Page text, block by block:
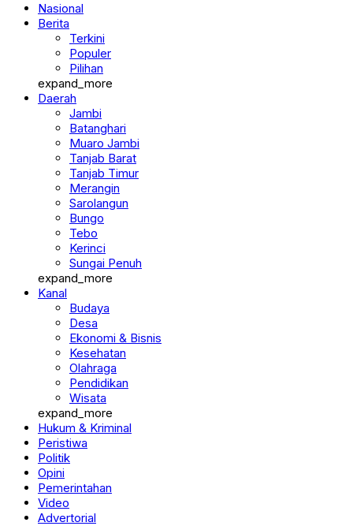
Nasional
Berita
Terkini
Populer
Pilihan
expand_more
Daerah
Jambi
Batanghari
Muaro Jambi
Tanjab Barat
Tanjab Timur
Merangin
Sarolangun
Bungo
Tebo
Kerinci
Sungai Penuh
expand_more
Kanal
Budaya
Desa
Ekonomi & Bisnis
Kesehatan
Olahraga
Pendidikan
Wisata
expand_more
Hukum & Kriminal
Peristiwa
Politik
Opini
Pemerintahan
Video
Advertorial